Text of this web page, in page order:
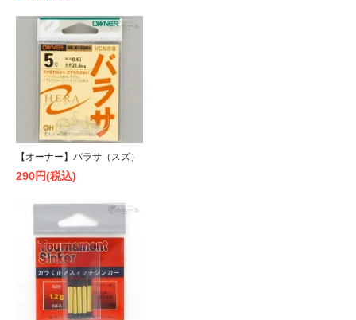
【オーナー】バラサ（スズ）
290円(税込)